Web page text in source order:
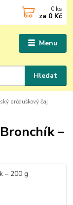
Menu
Hledat
0 ks
za 0 Kč
průduškový čaj
–